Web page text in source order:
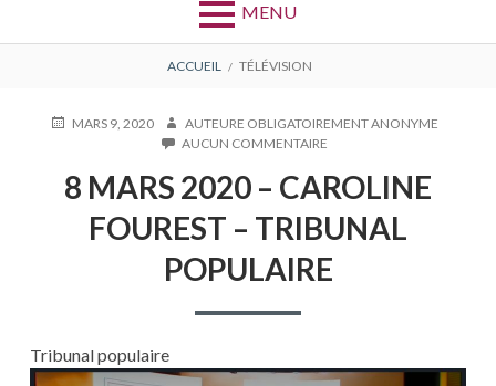
MENU
D'ARIANE
ACCUEIL TÉLÉVISION
PUBLIÉMARS 9, 2020 AUTEUR
AUTEURE OBLIGATOIREMENT ANONYME
AUCUN COMMENTAIRE
MARS
2020
–
CAROLINE
FOUREST
–
8 MARS 2020 – CAROLINE
FOUREST – TRIBUNAL
POPULAIRE
Tribunal populaire